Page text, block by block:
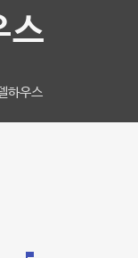
스
하우스